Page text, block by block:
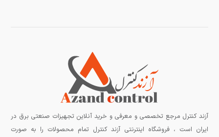
آزند کنترل مرجع تخصصی و معرفی و خرید آنلاین تجهیزات صنعتی برق در
ایران است ، فروشگاه اینترنتی آزند کنترل تمام محصولات را به صورت